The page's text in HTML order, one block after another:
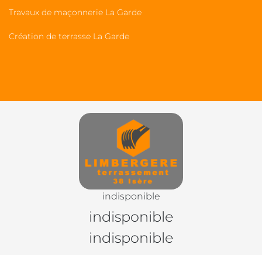
Travaux de maçonnerie La Garde
Création de terrasse La Garde
indisponible
indisponible
indisponible